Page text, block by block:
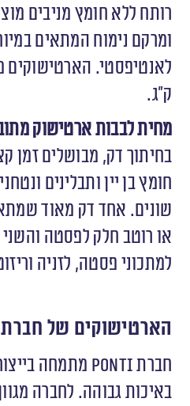
רותח ללא חומץ מניבים
ומרקם נימוח המתאים
ק״ג.
מחית לבבות ארטישוק
בחיתוך דק, מבושלים זמן
חומץ בן יין ותבלינים
שונים. אחד דק מאוד
או רוטב חלק לפסטה
למתכוני פסטה, לזניה
הארטישוקים של
חברתPonti מתמחה
באיכות גבוהה. לחברה